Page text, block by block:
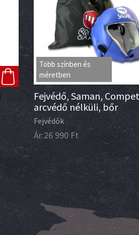
Több színben és
méretben
Fejvédő, Saman,
arcvédő nélküli, bőr
Fejvédők
Ár:26 990Ft